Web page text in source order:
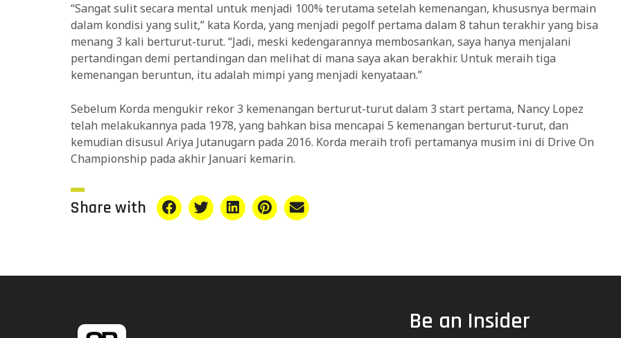
“Sangat sulit secara mental untuk menjadi 100% terutama setelah kemenangan, khususnya bermain
dalam kondisi yang sulit,” kata Korda, yang menjadi pegolf pertama dalam 8 tahun terakhir yang bisa
menang 3 kali berturut-turut. “Jadi, meski kedengarannya membosankan, saya hanya menjalani
pertandingan demi pertandingan dan melihat di mana saya akan berakhir. Untuk meraih tiga
kemenangan beruntun, itu adalah mimpi yang menjadi kenyataan.”
Sebelum Korda mengukir rekor 3 kemenangan berturut-turut dalam 3 start pertama, Nancy Lopez
telah melakukannya pada 1978, yang bahkan bisa mencapai 5 kemenangan berturut-turut, dan
kemudian disusul Ariya Jutanugarn pada 2016. Korda meraih trofi pertamanya musim ini di Drive On
Championship pada akhir Januari kemarin.
Share with
Be an Insider